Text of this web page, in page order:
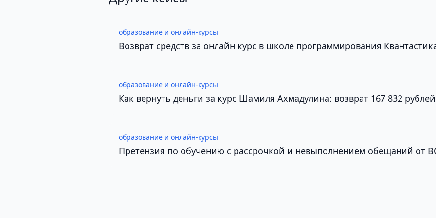
образование и онлайн-курсы
Возврат средств за онлайн курс в школе программирования
образование и онлайн-курсы
Как вернуть деньги за курс Шамиля Ахмадулина: возврат 167 832 рублей
образование и онлайн-курсы
Претензия по обучению с рассрочкой и невыполнением обещаний от